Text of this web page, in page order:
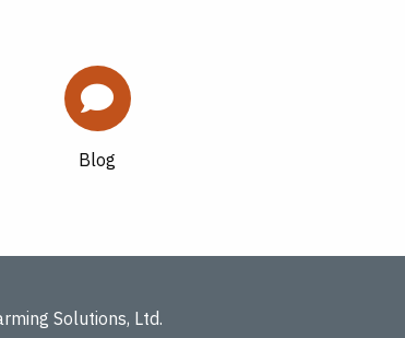
Blog
Solutions, Ltd.